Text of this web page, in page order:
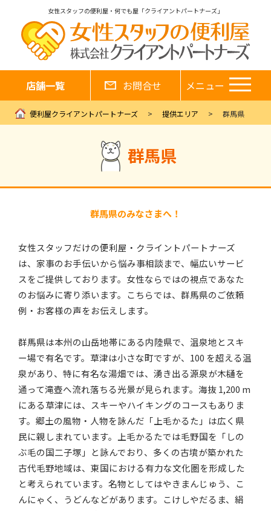
女性スタッフの便利屋・何でも屋「クライアントパートナーズ」
店舗一覧 お問合せ メニュー
便利屋クライアントパートナーズ 提供エリア 群馬県
群馬県
群馬県のみなさまへ！
女性スタッフだけの便利屋・クライントパートナーズ
は、家事のお手伝いから悩み事相談まで、幅広いサービ
スをご提供しております。女性ならではの視点であなた
のお悩みに寄り添います。こちらでは、群馬県のご依頼
例・お客様の声をお伝えします。
群馬県は本州の山岳地帯にある内陸県で、温泉地とスキ
ー場で有名です。草津は小さな町ですが、100 を超える温
泉があり、特に有名な湯畑では、湧き出る源泉が木樋を
通って滝壺へ流れ落ちる光景が見られます。海抜 1,200 m
にある草津には、スキーやハイキングのコースもありま
す。郷土の風物・人物を詠んだ「上毛かるた」は広く県
民に親しまれています。上毛かるたでは毛野国を「しの
ぶ毛の国二子塚」と詠んでおり、多くの古墳が築かれた
古代毛野地域は、東国における有力な文化圏を形成した
と考えられています。名物としてはやきまんじゅう、こ
んにゃく、うどんなどがあります。こけしやだるま、絹